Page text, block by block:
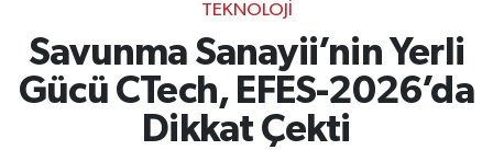
TEKNOLOJI
Savunma Sanayii’nin Yerli
Gücü CTech, EFES-2026’da
Dikkat Çekti
Ekonomi
Süper Lig Puan Durumu ve Fikstür
Tüm Manşetler
Son Dakika Haberleri